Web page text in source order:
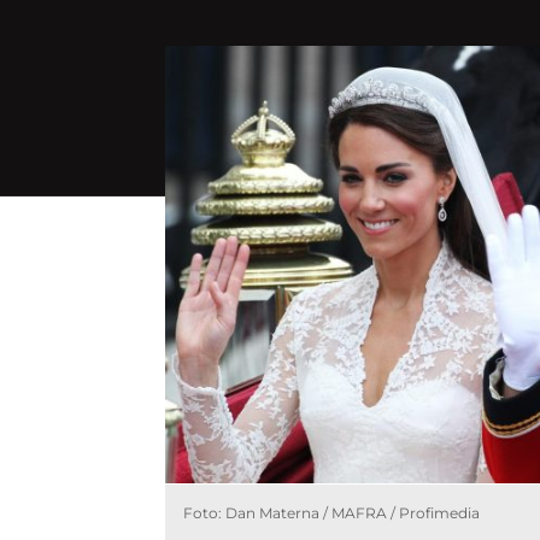
Foto: Dan Materna / MAFRA / Profimedia